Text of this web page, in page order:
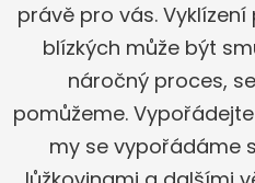
právě pro vás.
blízkých může být
náročný proces,
pomůžeme.
my se vypořádáme